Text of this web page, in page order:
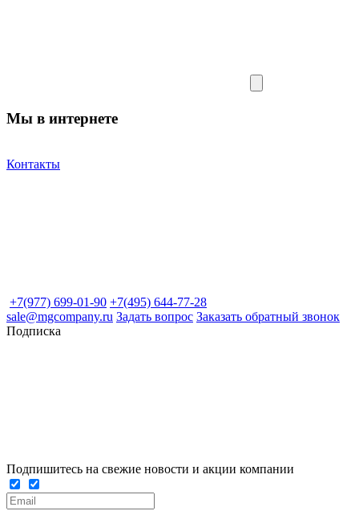
Мы в интернете
Контакты
+7(977) 699-01-90 +7(495) 644-77-28
sale@mgcompany.ru Задать вопрос Заказать обратный звонок
Подписка
Подпишитесь на свежие новости и акции компании